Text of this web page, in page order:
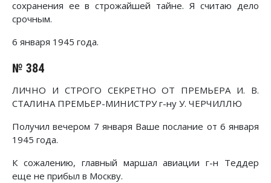
сохранения ее в строжайшей тайне. Я считаю дело
срочным.
6 января 1945 года.
№ 384
ЛИЧНО И СТРОГО СЕКРЕТНО ОТ ПРЕМЬЕРА И. В.
СТАЛИНА ПРЕМЬЕР-МИНИСТРУ г-ну У. ЧЕРЧИЛЛЮ
Получил вечером 7 января Ваше послание от 6 января
1945 года.
К сожалению, главный маршал авиации г-н Теддер
еще не прибыл в Москву.